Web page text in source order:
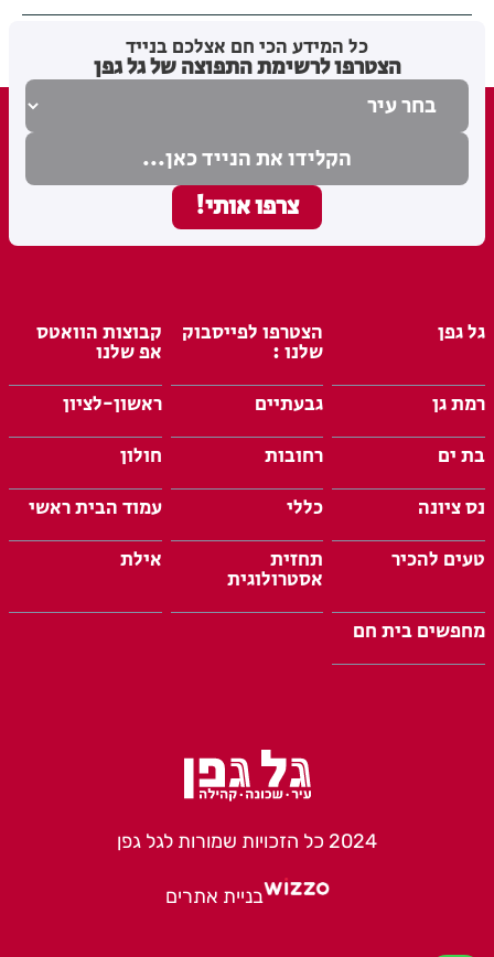
כל המידע הכי חם אצלכם בנייד
הצטרפו לרשימת התפוצה של גל גפן
גל גפן הצטרפו לפייסבוק
שלנו :
קבוצות הוואטס
אפ שלנו
רמת גן
גבעתיים
ראשון-לציון
בת ים
רחובות
חולון
נס ציונה
כללי
עמוד הבית ראשי
טעים להכיר
תחזית
אסטרולוגית
אילת
מחפשים בית חם
2024 כל הזכויות שמורות לגל גפן
בניית אתרים